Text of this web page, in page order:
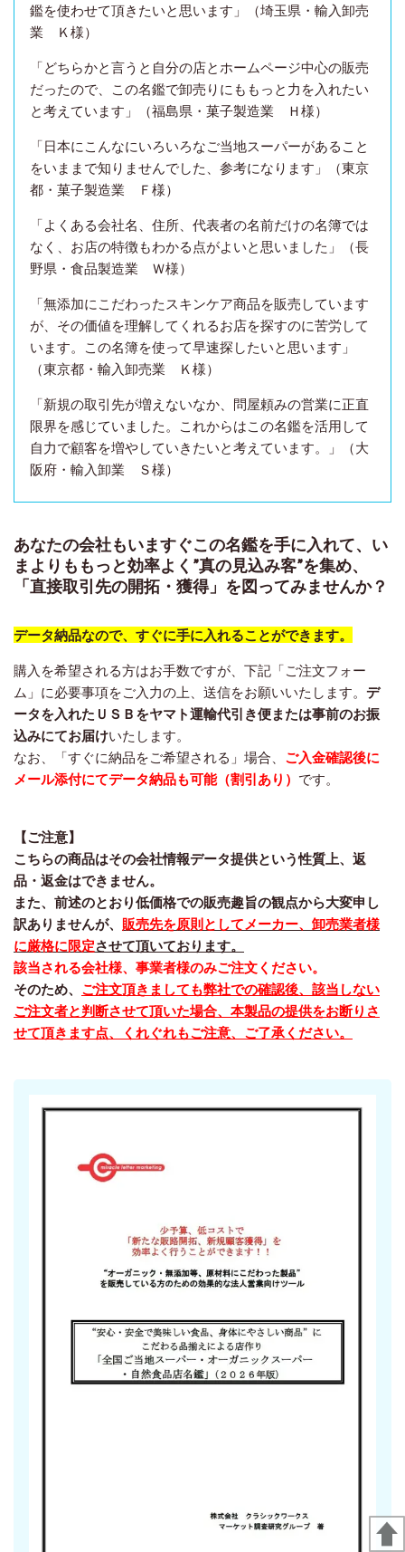
鑑を使わせて頂きたいと思います」（埼玉県・輸入卸売
業 Ｋ様）
「どちらかと言うと自分の店とホームページ中心の販売
だったので、この名鑑で卸売りにももっと力を入れたい
と考えています」（福島県・菓子製造業 Ｈ様）
「日本にこんなにいろいろなご当地スーパーがあること
をいままで知りませんでした、参考になります」（東京
都・菓子製造業 Ｆ様）
「よくある会社名、住所、代表者の名前だけの名簿では
なく、お店の特徴もわかる点がよいと思いました」（長
野県・食品製造業 Ｗ様）
「無添加にこだわったスキンケア商品を販売しています
が、その価値を理解してくれるお店を探すのに苦労して
います。この名簿を使って早速探したいと思います」
（東京都・輸入卸売業 Ｋ様）
「新規の取引先が増えないなか、問屋頼みの営業に正直
限界を感じていました。これからはこの名鑑を活用して
自力で顧客を増やしていきたいと考えています。」（大
阪府・輸入卸業 Ｓ様）
あなたの会社もいますぐこの名鑑を手に入れて、い
まよりももっと効率よく”真の見込み客”を集め、
「直接取引先の開拓・獲得」を図ってみませんか？
データ納品なので、すぐに手に入れることができます。
購入を希望される方はお手数ですが、下記「ご注文フォー
ム」に必要事項をご入力の上、送信をお願いいたします。 デ
ータを入れたＵＳＢをヤマト運輸代引き便または事前のお振
込みにてお届けいたします。
なお、「すぐに納品をご希望される」場合、 ご入金確認後に
メール添付にてデータ納品も可能（割引あり） です。
【ご注意】
こちらの商品はその会社情報データ提供という性質上、返
品・返金はできません。
また、前述のとおり低価格での販売趣旨の観点から大変申し
訳ありませんが、 販売先を原則としてメーカー、卸売業者様
に厳格に限定させて頂いております。
該当される会社様、事業者様のみご注文ください。
そのため、 ご注文頂きましても弊社での確認後、該当しない
ご注文者と判断させて頂いた場合、本製品の提供をお断りさ
せて頂きます点、くれぐれもご注意、ご了承ください。